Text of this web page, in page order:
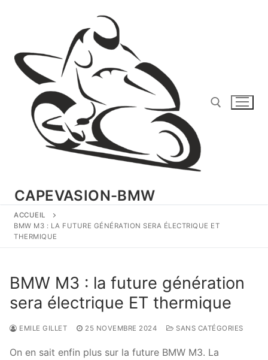
CAPEVASION-BMW
ACCUEIL
BMW M3 : LA FUTURE GÉNÉRATION SERA ÉLECTRIQUE ET
THERMIQUE
BMW M3 : la future génération
sera électrique ET thermique
EMILE GILLET 25 NOVEMBRE 2024 SANS CATÉGORIES
On en sait enfin plus sur la future BMW M3. La